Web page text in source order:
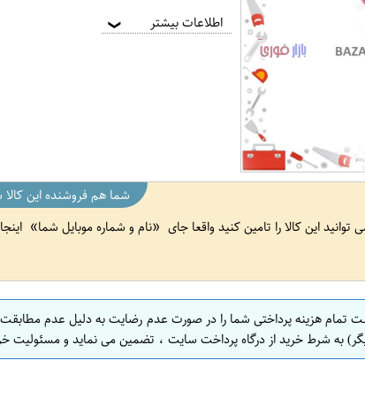
اطلاعات بیشتر ❯
شما هم فروشنده این
این کالا را تامین کنید واقعا جای
نام و شماره موبایل شما
تمام هزینه پرداختی شما را در صورت عدم رضایت به دلیل عدم
به شرط خرید از درگاه پرداخت سایت ، تضمین می نماید و مسئولیت